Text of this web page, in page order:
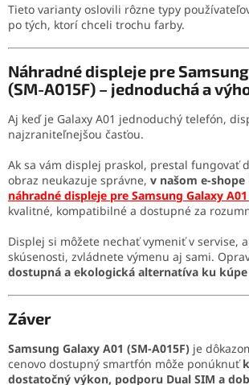
Tieto varianty oslovili rôzne typy
po tých, ktorí chceli trochu farby.
Náhradné displeje pre
(SM-A015F) – jednoduchá a
Aj keď je Galaxy A01 jednoduchý telefón,
najzraniteľnejšou časťou.
Ak sa vám displej praskol, prestal fungovať
obraz neukazuje správne, v našom e-shope
náhradné displeje pre Samsung Galaxy A01
kvalitné, kompatibilné a dostupné za
Displej si môžete nechať vymeniť v servise,
skúsenosti, zvládnete výmenu aj sami.
dostupná a ekologická alternatíva ku
Záver
Samsung Galaxy A01 (SM-A015F) je
cenovo dostupný smartfón môže ponúknuť
dostatočný výkon, podporu Dual SIM a